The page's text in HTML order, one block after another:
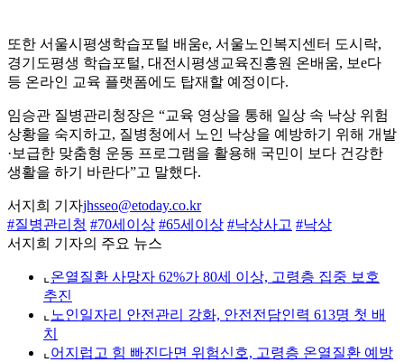
또한 서울시평생학습포털 배움e, 서울노인복지센터 도시락,
경기도평생 학습포털, 대전시평생교육진흥원 온배움, 보e다
등 온라인 교육 플랫폼에도 탑재할 예정이다.
임승관 질병관리청장은 “교육 영상을 통해 일상 속 낙상 위험
상황을 숙지하고, 질병청에서 노인 낙상을 예방하기 위해 개발
·보급한 맞춤형 운동 프로그램을 활용해 국민이 보다 건강한
생활을 하기 바란다”고 말했다.
서지희 기자jhsseo@etoday.co.kr
#질병관리청 #70세이상 #65세이상 #낙상사고 #낙상
서지희 기자의 주요 뉴스
⌞ 온열질환 사망자 62%가 80세 이상, 고령층 집중 보호
추진
⌞ 노인일자리 안전관리 강화, 안전전담인력 613명 첫 배
치
⌞ 어지럽고 힘 빠진다면 위험신호, 고령층 온열질환 예방